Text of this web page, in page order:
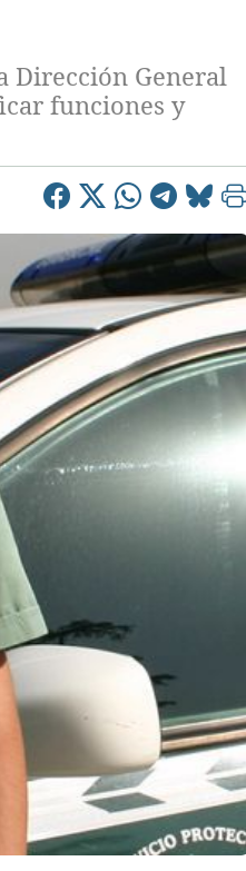
Dirección General
funciones y